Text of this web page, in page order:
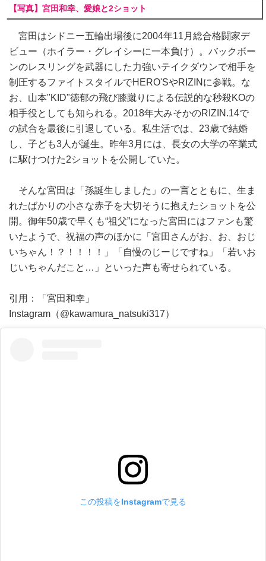
【写真】宮田和幸、愛娘と2ショット
宮田はシドニー五輪出場後に2004年11月総合格闘家デ
ビュー（ホイラー・グレイシーに一本負け）。バックボー
ンのレスリングを武器にした力強いテイクダウンで相手を
制圧するファイトスタイルでHERO'SやRIZINに参戦。な
お、山本"KID"徳郁の飛び膝蹴りによる伝説的な秒殺KOの
相手役としても知られる。2018年大みそかのRIZIN.14で
の試合を最後に引退している。私生活では、23歳で結婚
し、子ども3人が誕生。昨年3月には、長女の大学の卒業式
に駆けつけた2ショットを公開していた。
そんな宮田は「孫誕生しました」の一言とともに、生ま
れたばかりの小さな赤子を大切そうに抱えたショットを公
開。御年50歳で早くも“祖父”になった宮田にはファンも驚
いたようで、祝福の声のほかに「宮田さんがお、お、おじ
いちゃん！？！！！！」「自慢のじーじですね」「若いお
じいちゃんだこと…」といった声も寄せられている。
引用：「宮田和幸」
Instagram（@kawamura_natsuki317）
この投稿をInstagramで見る